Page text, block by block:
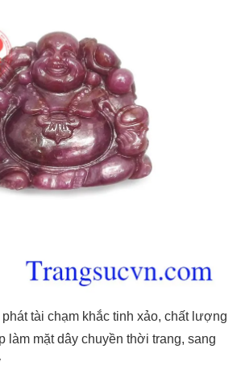
tài chạm khắc tinh xảo, chất lượng
làm mặt dây chuyền thời trang, sang